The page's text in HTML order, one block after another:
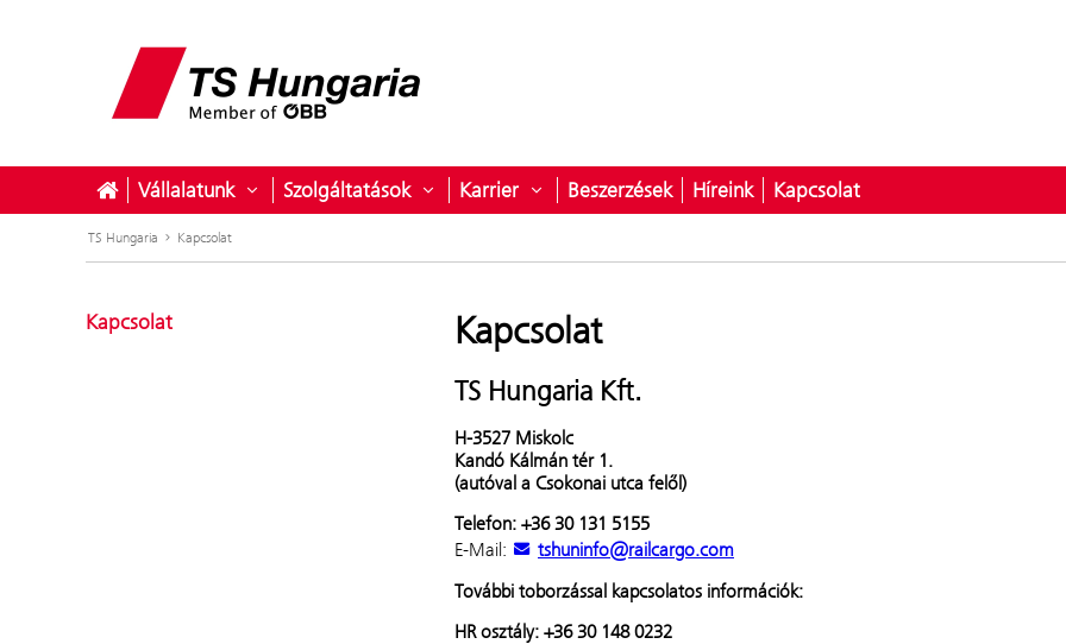
Vállalatunk Almenü megnyitása ehhez: Vállalatunk
Szolgáltatások Almenü megnyitása ehhez: Szolgáltatások
Karrier Almenü megnyitása ehhez: Karrier
Beszerzések Híreink Kapcsolat
TS Hungaria Kapcsolat
Kapcsolat Kapcsolat
TS Hungaria Kft.
H-3527 Miskolc
Kandó Kálmán tér 1.
(autóval a Csokonai utca felől)
Telefon: +36 30 131 5155
E-Mail:
tshuninfo@railcargo.com
További toborzással kapcsolatos információk:
HR osztály: +36 30 148 0232